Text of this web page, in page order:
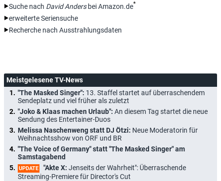
Suche nach David Andersbei Amazon.de*
erweiterte Seriensuche
Recherche nach Ausstrahlungsdaten
Meistgelesene TV-News
"The Masked Singer": 13. Staffel startet auf überraschendem
Sendeplatz und viel früher als zuletzt
"Joko & Klaas machen Urlaub": An diesem Tag startet die neue
Sendung des Entertainer-Duos
Melissa Naschenweng statt DJ Ötzi: Neue Moderatorin für
Weihnachtsshow von ORF und BR
"The Voice of Germany" statt "The Masked Singer" am
Samstagabend
UPDATE "Akte X: Jenseits der Wahrheit": Überraschende
Streaming-Premiere für Director's Cut